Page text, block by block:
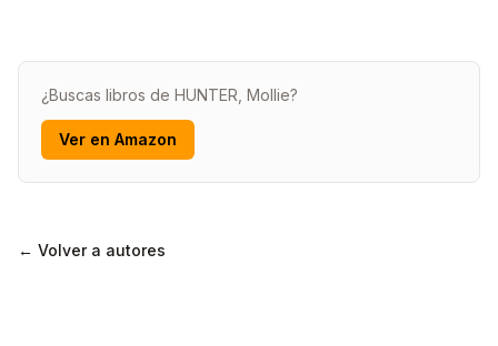
¿Buscas libros de HUNTER, Mollie?
Ver en Amazon
← Volver a autores